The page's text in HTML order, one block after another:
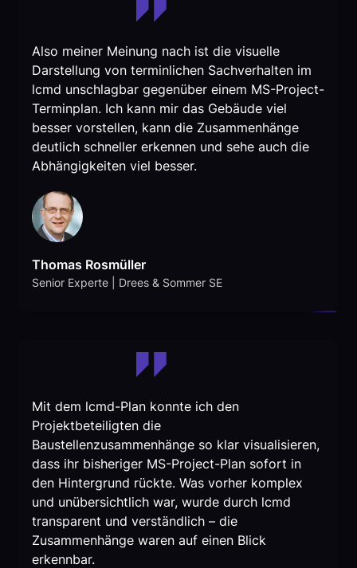
Also meiner Meinung nach ist die visuelle
Darstellung von terminlichen Sachverhalten im
lcmd unschlagbar gegenüber einem MS-Project-
Terminplan. Ich kann mir das Gebäude viel
besser vorstellen, kann die Zusammenhänge
deutlich schneller erkennen und sehe auch die
Abhängigkeiten viel besser.
Thomas Rosmüller
Senior Experte | Drees & Sommer SE
Mit dem lcmd-Plan konnte ich den
Projektbeteiligten die
Baustellenzusammenhänge so klar visualisieren,
dass ihr bisheriger MS-Project-Plan sofort in
den Hintergrund rückte. Was vorher komplex
und unübersichtlich war, wurde durch lcmd
transparent und verständlich – die
Zusammenhänge waren auf einen Blick
erkennbar.